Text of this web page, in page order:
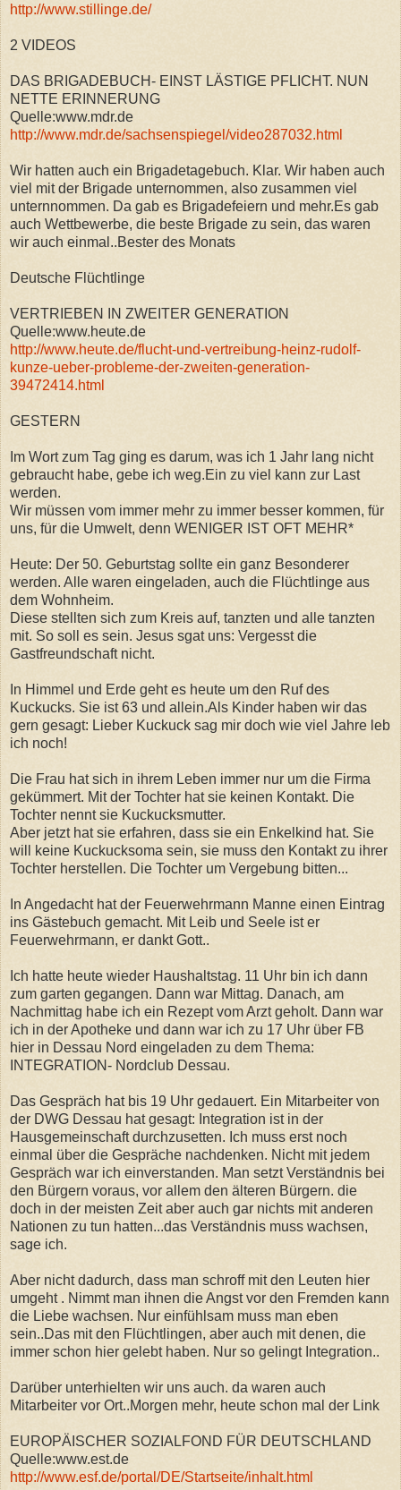
http://www.stillinge.de/
2 VIDEOS
DAS BRIGADEBUCH- EINST LÄSTIGE PFLICHT. NUN
NETTE ERINNERUNG
Quelle:www.mdr.de
http://www.mdr.de/sachsenspiegel/video287032.html
Wir hatten auch ein Brigadetagebuch. Klar. Wir haben auch
viel mit der Brigade unternommen, also zusammen viel
unternnommen. Da gab es Brigadefeiern und mehr.Es gab
auch Wettbewerbe, die beste Brigade zu sein, das waren
wir auch einmal..Bester des Monats
Deutsche Flüchtlinge
VERTRIEBEN IN ZWEITER GENERATION
Quelle:www.heute.de
http://www.heute.de/flucht-und-vertreibung-heinz-rudolf-
kunze-ueber-probleme-der-zweiten-generation-
39472414.html
GESTERN
Im Wort zum Tag ging es darum, was ich 1 Jahr lang nicht
gebraucht habe, gebe ich weg.Ein zu viel kann zur Last
werden.
Wir müssen vom immer mehr zu immer besser kommen, für
uns, für die Umwelt, denn WENIGER IST OFT MEHR*
Heute: Der 50. Geburtstag sollte ein ganz Besonderer
werden. Alle waren eingeladen, auch die Flüchtlinge aus
dem Wohnheim.
Diese stellten sich zum Kreis auf, tanzten und alle tanzten
mit. So soll es sein. Jesus sgat uns: Vergesst die
Gastfreundschaft nicht.
In Himmel und Erde geht es heute um den Ruf des
Kuckucks. Sie ist 63 und allein.Als Kinder haben wir das
gern gesagt: Lieber Kuckuck sag mir doch wie viel Jahre leb
ich noch!
Die Frau hat sich in ihrem Leben immer nur um die Firma
gekümmert. Mit der Tochter hat sie keinen Kontakt. Die
Tochter nennt sie Kuckucksmutter.
Aber jetzt hat sie erfahren, dass sie ein Enkelkind hat. Sie
will keine Kuckucksoma sein, sie muss den Kontakt zu ihrer
Tochter herstellen. Die Tochter um Vergebung bitten...
In Angedacht hat der Feuerwehrmann Manne einen Eintrag
ins Gästebuch gemacht. Mit Leib und Seele ist er
Feuerwehrmann, er dankt Gott..
Ich hatte heute wieder Haushaltstag. 11 Uhr bin ich dann
zum garten gegangen. Dann war Mittag. Danach, am
Nachmittag habe ich ein Rezept vom Arzt geholt. Dann war
ich in der Apotheke und dann war ich zu 17 Uhr über FB
hier in Dessau Nord eingeladen zu dem Thema:
INTEGRATION- Nordclub Dessau.
Das Gespräch hat bis 19 Uhr gedauert. Ein Mitarbeiter von
der DWG Dessau hat gesagt: Integration ist in der
Hausgemeinschaft durchzusetten. Ich muss erst noch
einmal über die Gespräche nachdenken. Nicht mit jedem
Gespräch war ich einverstanden. Man setzt Verständnis bei
den Bürgern voraus, vor allem den älteren Bürgern. die
doch in der meisten Zeit aber auch gar nichts mit anderen
Nationen zu tun hatten...das Verständnis muss wachsen,
sage ich.
Aber nicht dadurch, dass man schroff mit den Leuten hier
umgeht . Nimmt man ihnen die Angst vor den Fremden kann
die Liebe wachsen. Nur einfühlsam muss man eben
sein..Das mit den Flüchtlingen, aber auch mit denen, die
immer schon hier gelebt haben. Nur so gelingt Integration..
Darüber unterhielten wir uns auch. da waren auch
Mitarbeiter vor Ort..Morgen mehr, heute schon mal der Link
EUROPÄISCHER SOZIALFOND FÜR DEUTSCHLAND
Quelle:www.est.de
http://www.esf.de/portal/DE/Startseite/inhalt.html